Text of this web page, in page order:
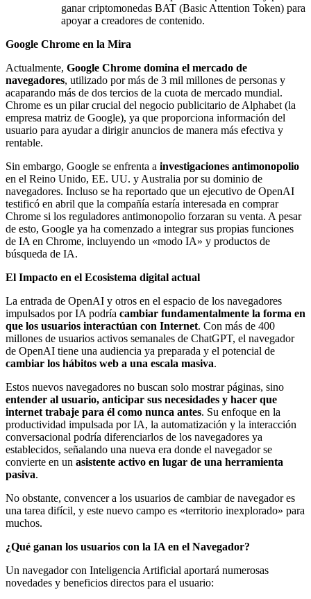
ganar criptomonedas BAT (Basic Attention Token) para
apoyar a creadores de contenido.
Google Chrome en la Mira
Actualmente, Google Chrome domina el mercado de
navegadores, utilizado por más de 3 mil millones de personas y
acaparando más de dos tercios de la cuota de mercado mundial.
Chrome es un pilar crucial del negocio publicitario de Alphabet (la
empresa matriz de Google), ya que proporciona información del
usuario para ayudar a dirigir anuncios de manera más efectiva y
rentable.
Sin embargo, Google se enfrenta a investigaciones antimonopolio
en el Reino Unido, EE. UU. y Australia por su dominio de
navegadores. Incluso se ha reportado que un ejecutivo de OpenAI
testificó en abril que la compañía estaría interesada en comprar
Chrome si los reguladores antimonopolio forzaran su venta. A pesar
de esto, Google ya ha comenzado a integrar sus propias funciones
de IA en Chrome, incluyendo un «modo IA» y productos de
búsqueda de IA.
El Impacto en el Ecosistema digital actual
La entrada de OpenAI y otros en el espacio de los navegadores
impulsados por IA podría cambiar fundamentalmente la forma en
que los usuarios interactúan con Internet. Con más de 400
millones de usuarios activos semanales de ChatGPT, el navegador
de OpenAI tiene una audiencia ya preparada y el potencial de
cambiar los hábitos web a una escala masiva.
Estos nuevos navegadores no buscan solo mostrar páginas, sino
entender al usuario, anticipar sus necesidades y hacer que
internet trabaje para él como nunca antes. Su enfoque en la
productividad impulsada por IA, la automatización y la interacción
conversacional podría diferenciarlos de los navegadores ya
establecidos, señalando una nueva era donde el navegador se
convierte en un asistente activo en lugar de una herramienta
pasiva.
No obstante, convencer a los usuarios de cambiar de navegador es
una tarea difícil, y este nuevo campo es «territorio inexplorado» para
muchos.
¿Qué ganan los usuarios con la IA en el Navegador?
Un navegador con Inteligencia Artificial aportará numerosas
novedades y beneficios directos para el usuario: